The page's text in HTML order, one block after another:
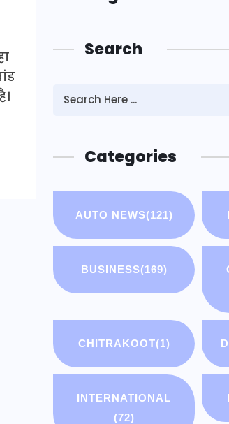
Search
Categories
AUTO NEWS(121)
BUSINESS(169)
CHITRAKOOT(1)
INTERNATIONAL
(72)